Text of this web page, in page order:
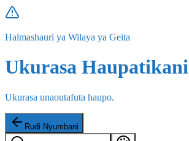
Halmashauri ya Wilaya ya Geita
Ukurasa Haupatikani
Ukurasa unaoutafuta haupo.
Rudi Nyumbani